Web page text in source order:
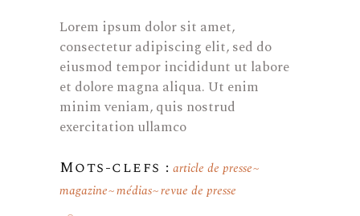
Lorem ipsum dolor sit amet,
consectetur adipiscing elit, sed do
eiusmod tempor incididunt ut labore
et dolore magna aliqua. Ut enim
minim veniam, quis nostrud
exercitation ullamco
Mots-clefs : article de presse
magazine médias revue de presse